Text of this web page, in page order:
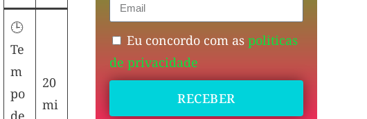
🕒
Te
m
po
20
mi
Eu concordo com aspoliticas
de privacidade
RECEBER